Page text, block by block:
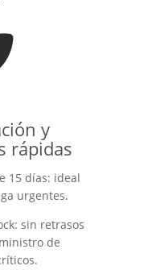
y
rápidas
15 días: ideal
urgentes.
sin retrasos
de